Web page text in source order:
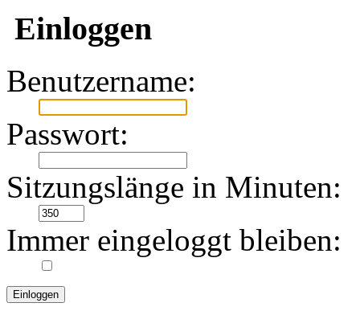
Einloggen
Benutzername:
Passwort:
Sitzungslänge in Minuten:
Immer eingeloggt bleiben: